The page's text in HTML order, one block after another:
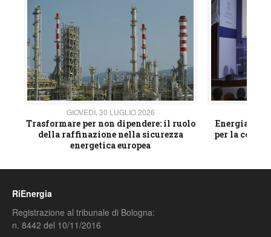
GIOVEDÌ, 30 LUGLIO 2026
Trasformare per non dipendere: il ruolo
della raffinazione nella sicurezza
energetica europea
Energia e
per la
RiEnergia
Registrazione al tribunale di Bologna:
n. 8442 del 10/11/2016